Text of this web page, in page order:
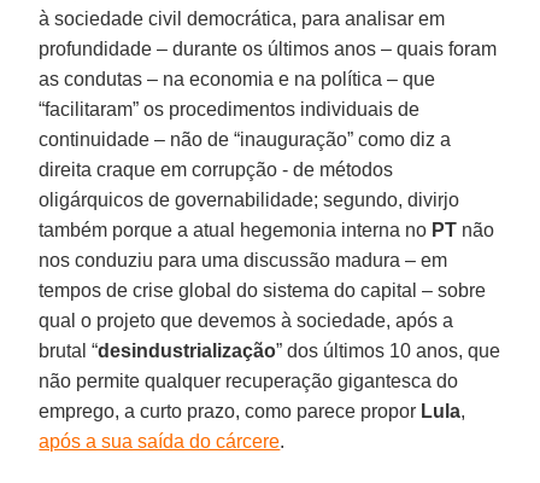
à sociedade civil democrática, para analisar em
profundidade – durante os últimos anos – quais foram
as condutas – na economia e na política – que
“facilitaram” os procedimentos individuais de
continuidade – não de “inauguração” como diz a
direita craque em corrupção - de métodos
oligárquicos de governabilidade; segundo, divirjo
também porque a atual hegemonia interna no PT não
nos conduziu para uma discussão madura – em
tempos de crise global do sistema do capital – sobre
qual o projeto que devemos à sociedade, após a
brutal “desindustrialização” dos últimos 10 anos, que
não permite qualquer recuperação gigantesca do
emprego, a curto prazo, como parece propor Lula,
após a sua saída do cárcere.